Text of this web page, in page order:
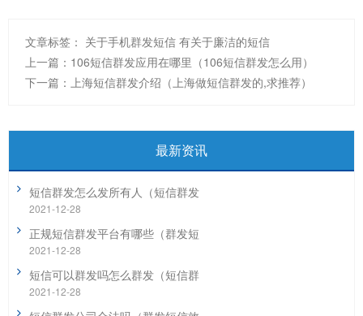
文章标签： 关于手机群发短信 有关于廉洁的短信
上一篇： 106短信群发应用在哪里（106短信群发怎么用）
下一篇： 上海短信群发介绍（上海做短信群发的,求推荐）
最新资讯
短信群发怎么发所有人（短信群发
2021-12-28
正规短信群发平台有哪些（群发短
2021-12-28
短信可以群发吗怎么群发（短信群
2021-12-28